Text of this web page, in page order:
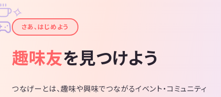
✦
✧
さあ、はじめよう
趣味友を見つけよう
つなげーとは、趣味や興味でつながるイベント・コミュニティ